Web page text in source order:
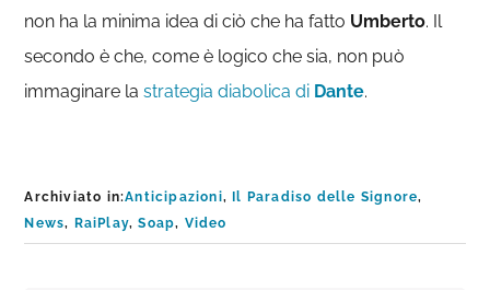
non ha la minima idea di ciò che ha fatto Umberto. Il
secondo è che, come è logico che sia, non può
immaginare lastrategia diabolica di Dante.
Archiviato in:Anticipazioni, Il Paradiso delle Signore,
News, RaiPlay,Soap, Video